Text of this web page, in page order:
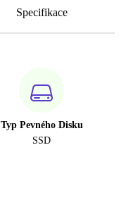
Specifikace
Typ Pevného Disku
SSD